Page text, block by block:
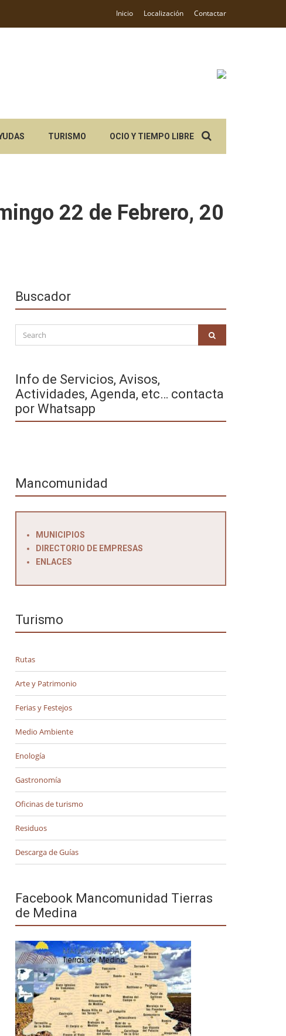
Inicio Localización Contactar
TURISMO OCIO Y TIEMPO LIBREfor:
22 de Febrero, 20
Buscador
Search
for:
Info de Servicios, Avisos,
Actividades, Agenda, etc… contacta
por Whatsapp
Mancomunidad
MUNICIPIOS
DIRECTORIO DE EMPRESAS
ENLACES
Turismo
Rutas
Arte y Patrimonio
Ferias y Festejos
Medio Ambiente
Enología
Gastronomía
Oficinas de turismo
Residuos
Descarga de Guías
Facebook Mancomunidad Tierras
de Medina